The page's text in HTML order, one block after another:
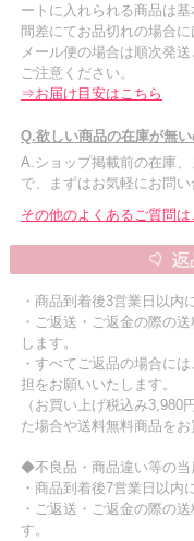
ートに入れられる商品は
間差にてお品切れの場合
メール便の場合は順次発
ご注意ください。
⇒お届け目安はこちら
Q.欲しい商品の在庫が無
A.ショップ掲載前の在庫
で、まずはお気軽にお問い
その他のよくあるご質問は
・商品到着後3営業日以内
・ご返送・ご返金の際の
します。
・すべてご返品の場合に
担をお願いいたします。
（お買い上げ税込み
た場合や送料無料商品をお
◆不良品・商品違い等の当
・商品到着後7営業日以内
・ご返送・ご返金の際の
す。